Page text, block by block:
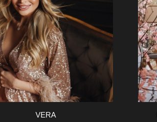
VERA